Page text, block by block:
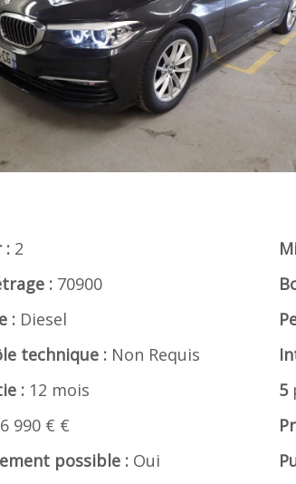
: 2
: 70900
: Diesel
technique : Non Requis
: 12 mois
990 € €
possible : Oui
5